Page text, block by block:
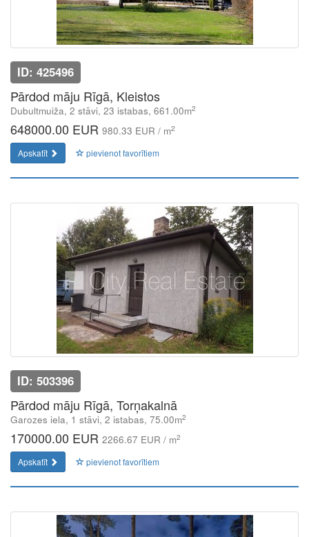
ID: 425496
Pārdod māju Rīgā, Kleistos
Dubultmuiža, 2 stāvi, 23 istabas, 661.00m2
648000.00 EUR 980.33 EUR / m2
Apskatīt pievienot favorītiem
ID: 503396
Pārdod māju Rīgā, Torņakalnā
Garozes iela, 1 stāvi, 2 istabas, 75.00m2
170000.00 EUR 2266.67 EUR / m2
Apskatīt pievienot favorītiem